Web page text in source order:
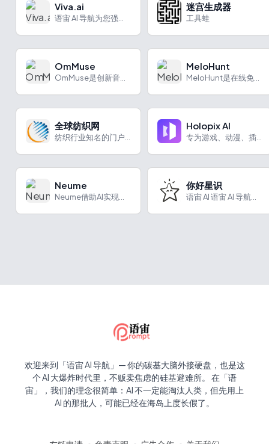
Viva.ai 迷宫生成器
工具蛙
OmMuse MeloHunt
全球纺织网 Holopix AI
Neume 你好星识
欢迎来到「语宙 AI 导航」— 你的碳基大脑外接硬盘，也是这
个 AI 大爆炸时代里，不贩卖焦虑的硅基避难所。 在「语
宙」，我们的理念很简单：AI 不一定能淘汰人类，但先用上
AI 的那批人，可能已经在海岛上度长假了。